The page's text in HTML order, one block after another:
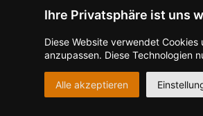
Ihre Privatsphäre ist uns
Diese Website verwendet
anzupassen. Diese Technologien
Alle akzeptieren